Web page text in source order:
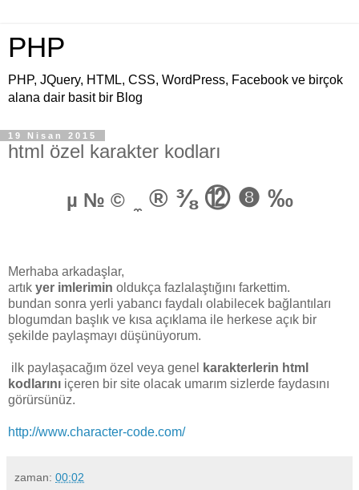
PHP
PHP, JQuery, HTML, CSS, WordPress, Facebook ve birçok
alana dair basit bir Blog
19 Nisan 2015
html özel karakter kodları
µ № © ® ⅜ ⑫ ❽ ‰
Merhaba arkadaşlar,
artık yer imlerimin oldukça fazlalaştığını farkettim.
bundan sonra yerli yabancı faydalı olabilecek bağlantıları
blogumdan başlık ve kısa açıklama ile herkese açık bir
şekilde paylaşmayı düşünüyorum.
ilk paylaşacağım özel veya genel
karakterlerin html
kodlarını içeren bir site olacak umarım sizlerde faydasını
görürsünüz.
http://www.character-code.com/
zaman: 00:02